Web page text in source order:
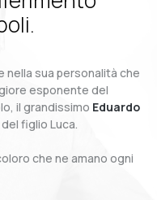
nella sua personalità che
esponente del
il grandissimo Eduardo
figlio Luca.
che ne amano ogni